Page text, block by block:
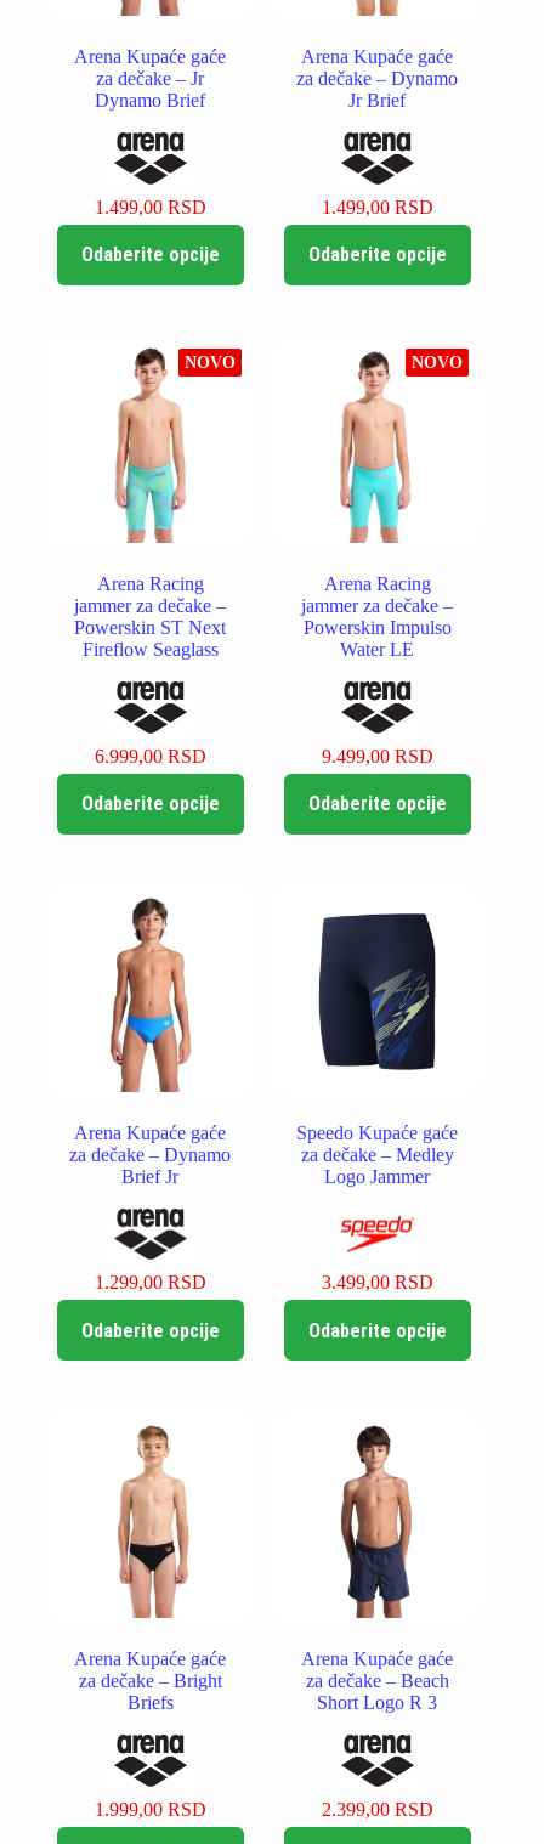
Arena Kupaće gaće
za dečake – Jr
Dynamo Brief
1.499,00 RSD
Odaberite opcije
proizvod
Opcije
mogu
biti
izabrane
na
stranici
proizvoda.
Arena Kupaće gaće
za dečake – Dynamo
Jr Brief
1.499,00 RSD
Odaberite opcije
proizvod
mogu
biti
izabrane
na
stranici
proizvoda.
NOVO
Arena Racing
jammer za dečake –
Powerskin ST Next
Fireflow Seaglass
6.999,00 RSD
Odaberite opcije
proizvod
mogu
biti
izabrane
na
stranici
proizvoda.
NOVO
Arena Racing
jammer za dečake –
Powerskin Impulso
Water LE
9.499,00 RSD
Odaberite opcije
proizvod
mogu
izabrane
na
stranici
proizvoda.
Arena Kupaće gaće
za dečake – Dynamo
Brief Jr
1.299,00 RSD
Odaberite opcije
proizvod
mogu
biti
izabrane
na
stranici
proizvoda.
Speedo Kupaće gaće
za dečake – Medley
Logo Jammer
3.499,00 RSD
Odaberite opcije
proizvod
mogu
biti
izabrane
na
stranici
proizvoda.
Arena Kupaće gaće
za dečake – Bright
Briefs
1.999,00 RSD
Arena Kupaće gaće
za dečake – Beach
Short Logo R 3
2.399,00 RSD